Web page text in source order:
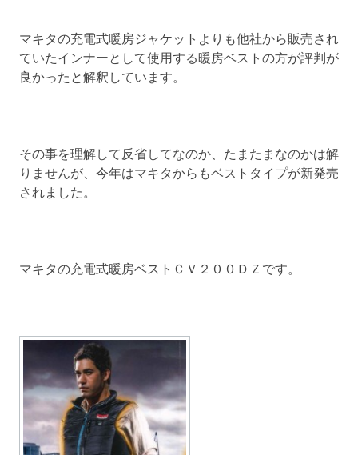
マキタの充電式暖房ジャケットよりも他社から販売され
ていたインナーとして使用する暖房ベストの方が評判が
良かったと解釈しています。
その事を理解して反省してなのか、たまたまなのかは解
りませんが、今年はマキタからもベストタイプが新発売
されました。
マキタの充電式暖房ベストＣＶ２００ＤＺです。